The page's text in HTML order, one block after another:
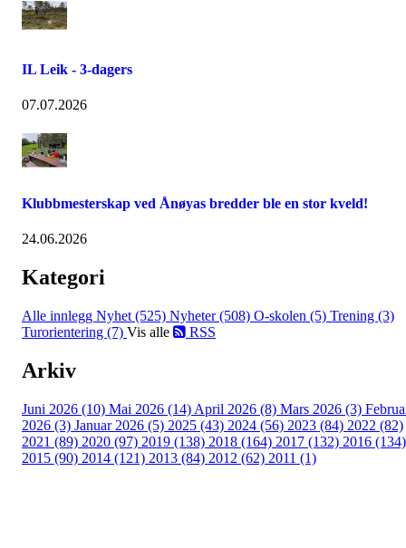
IL Leik - 3-dagers
07.07.2026
Klubbmesterskap ved Ånøyas bredder ble en stor kveld!
24.06.2026
Kategori
Alle innlegg Nyhet (525) Nyheter (508) O-skolen (5) Trening (3)
Turorientering (7) Vis alle RSS
Arkiv
Juni 2026 (10) Mai 2026 (14) April 2026 (8) Mars 2026 (3)
2026 (3) Januar 2026 (5) 2025 (43) 2024 (56) 2023 (84) 2022 (82)
2021 (89) 2020 (97) 2019 (138) 2018 (164) 2017 (132) 2016 (134)
2015 (90) 2014 (121) 2013 (84) 2012 (62) 2011 (1)